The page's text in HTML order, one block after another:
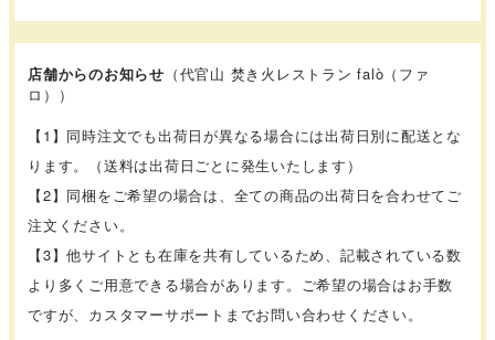
店舗からのお知らせ （代官山 焚き火レストラン falò（ファ
ロ））
【1】同時注文でも出荷日が異なる場合には出荷日別に配送とな
ります。（送料は出荷日ごとに発生いたします）
【2】同梱をご希望の場合は、全ての商品の出荷日を合わせてご
注文ください。
【3】他サイトとも在庫を共有しているため、記載されている数
より多くご用意できる場合があります。ご希望の場合はお手数
ですが、カスタマーサポートまでお問い合わせください。